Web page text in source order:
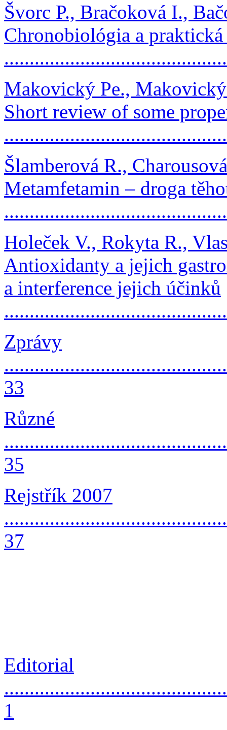
Švorc P., Bračoková I.,
Chronobiológia a
Makovický Pe.,
Short review of some
Šlamberová R.,
Metamfetamin – droga
Holeček V., Rokyta R.,
Antioxidanty a jejich
a interference jejich účinků
Zprávy
33
Různé
35
Rejstřík 2007
37
Editorial
1